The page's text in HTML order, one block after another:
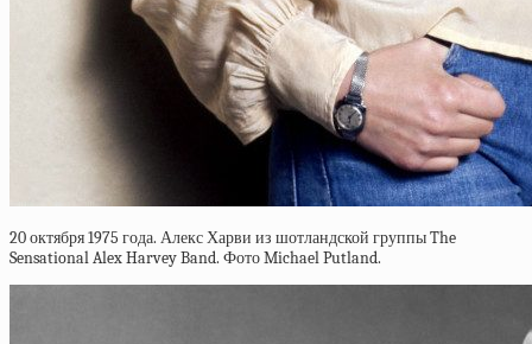
20 октября 1975 года. Алекс Харви из шотландской группы The
Sensational Alex Harvey Band. Фото Michael Putland.